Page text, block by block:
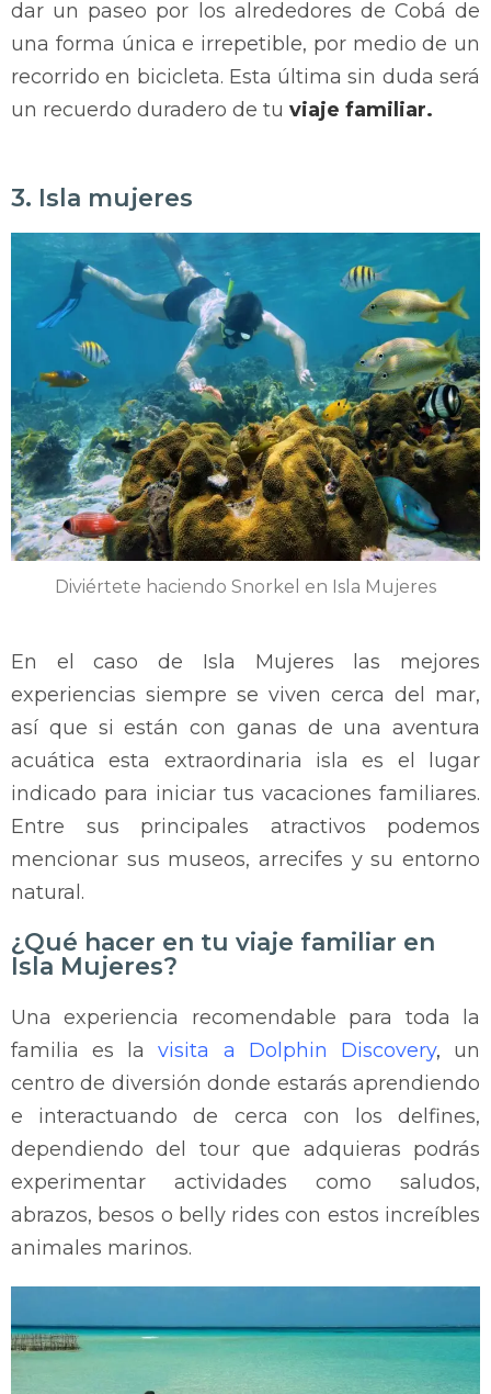
dar un paseo por los alrededores de Cobá de
una forma única e irrepetible, por medio de un
recorrido en bicicleta. Esta última sin duda será
un recuerdo duradero de tu viaje familiar.
3. Isla mujeres
Diviértete haciendo Snorkel en Isla Mujeres
En el caso de Isla Mujeres las mejores
experiencias siempre se viven cerca del mar,
así que si están con ganas de una aventura
acuática esta extraordinaria isla es el lugar
indicado para iniciar tus vacaciones familiares.
Entre sus principales atractivos podemos
mencionar sus museos, arrecifes y su entorno
natural.
¿Qué hacer en tu viaje familiar en
Isla Mujeres?
Una experiencia recomendable para toda la
familia es lavisita a Dolphin Discovery, un
centro de diversión donde estarás aprendiendo
e interactuando de cerca con los delfines,
dependiendo del tour que adquieras podrás
experimentar actividades como saludos,
abrazos, besos o belly rides con estos increíbles
animales marinos.